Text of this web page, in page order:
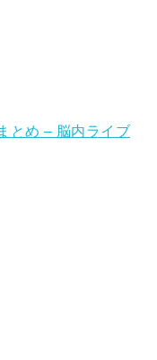
とめ – 脳内ライブ